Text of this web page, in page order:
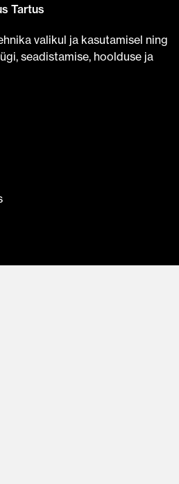
Tartus
valikul ja kasutamisel ning
seadistamise, hoolduse ja